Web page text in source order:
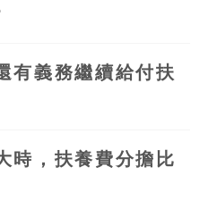
有義務繼續給付扶
時，扶養費分擔比